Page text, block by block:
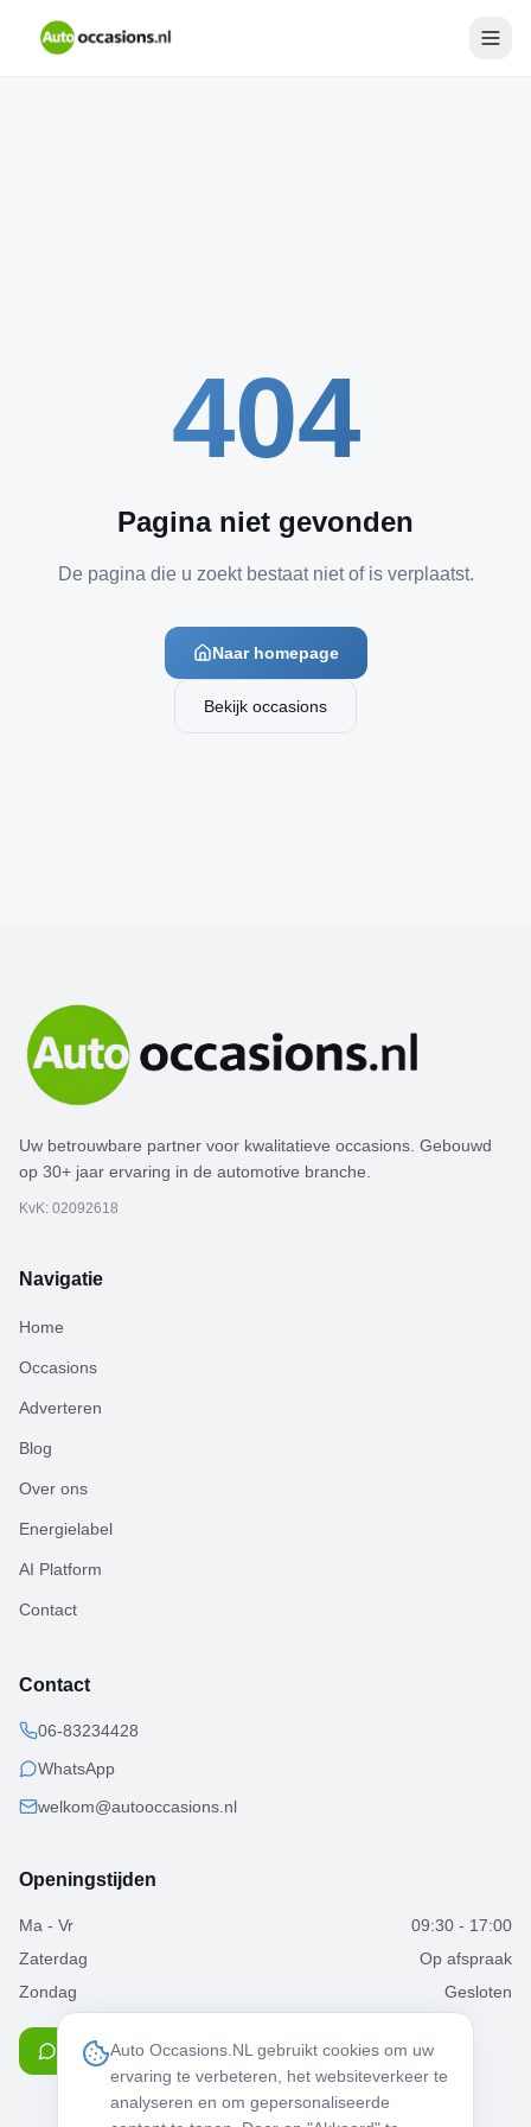
404
Pagina niet gevonden
De pagina die u zoekt bestaat niet of is verplaatst.
Naar homepage
Bekijk occasions
Uw betrouwbare partner voor kwalitatieve occasions. Gebouwd
op 30+ jaar ervaring in de automotive branche.
KvK: 02092618
Navigatie
Home
Occasions
Adverteren
Blog
Over ons
Energielabel
AI Platform
Contact
Contact
06-83234428
WhatsApp
welkom@autooccasions.nl
Openingstijden
Ma - Vr
09:30 - 17:00
Zaterdag
Op afspraak
Zondag
Gesloten
Chat via WhatsApp
Auto Occasions.NL gebruikt cookies om uw
ervaring te verbeteren, het websiteverkeer te
analyseren en om gepersonaliseerde